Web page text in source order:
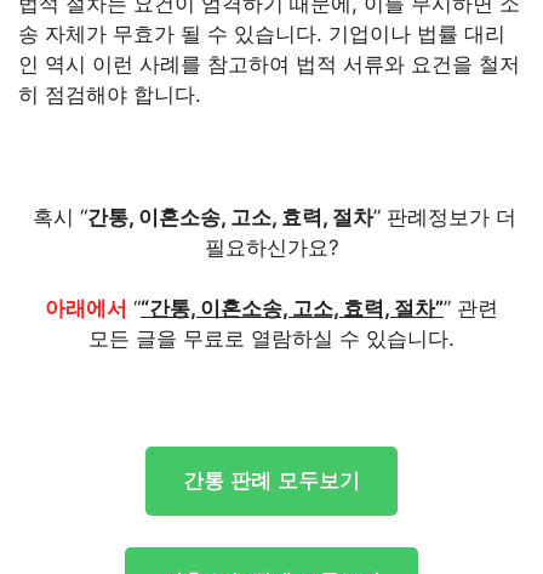
송 자체가 무효가 될 수 있습니다. 기업이나 법률 대리
인 역시 이런 사례를 참고하여 법적 서류와 요건을 철저
히 점검해야 합니다.
혹시 “간통, 이혼소송, 고소, 효력, 절차” 판례정보가 더
필요하신가요?
아래에서 ““간통, 이혼소송, 고소, 효력, 절차”” 관련
모든 글을 무료로 열람하실 수 있습니다.
간통 판례 모두보기